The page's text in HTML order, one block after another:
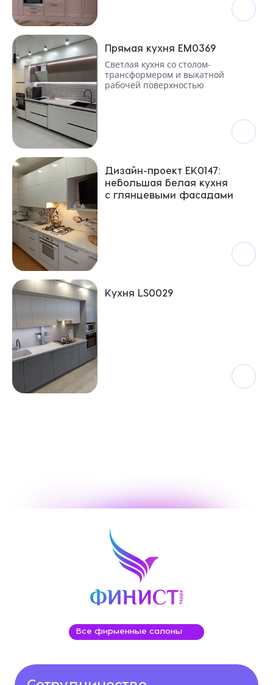
Прямая кухня ЕМ0369
Светлая кухня со столом-
трансформером и выкатной
рабочей поверхностью
Дизайн-проект ЕК0147:
небольшая белая кухня
с глянцевыми фасадами
Кухня LS0029
Все фирменные салоны